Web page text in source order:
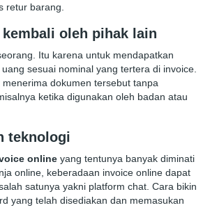
retur barang.
oleh pihak lain
Itu karena untuk mendapatkan
sesuai nominal yang tertera di invoice.
dokumen tersebut tanpa
ketika digunakan oleh badan atau
teknologi
online yang tentunya banyak diminati
online, keberadaan invoice online dapat
satunya yakni platform chat. Cara bikin
yang telah disediakan dan memasukan